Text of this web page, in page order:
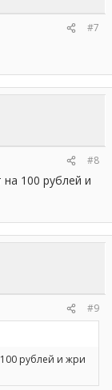
#7
#8
100 рублей и
#9
рублей и жри